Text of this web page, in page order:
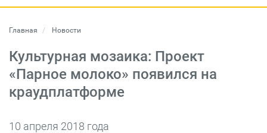
Главная Новости
Культурная мозаика: Проект
«Парное молоко» появился на
краудплатформе
10 апреля 2018 года